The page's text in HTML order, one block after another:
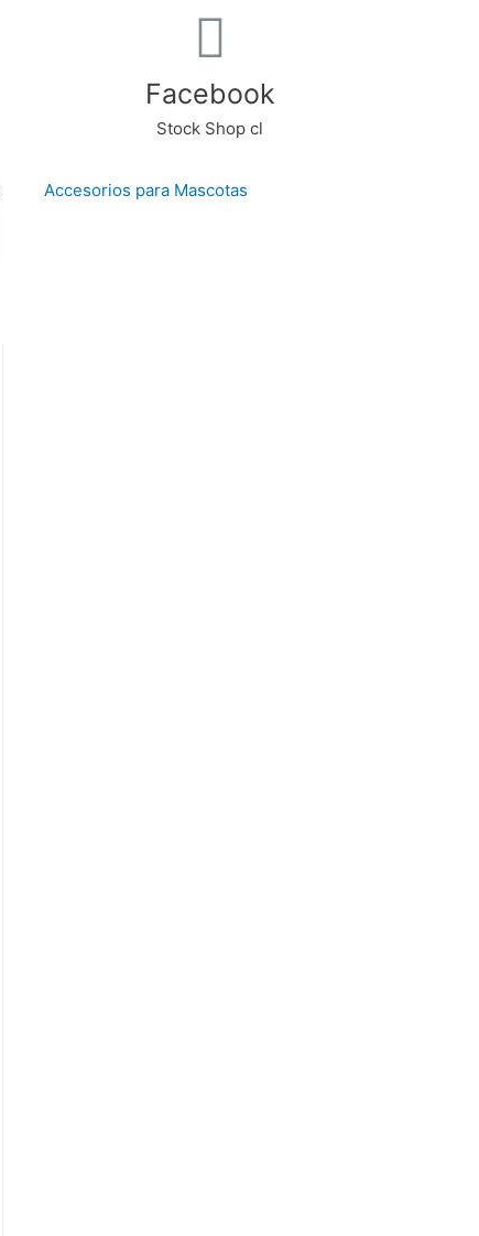
Facebook
Stock Shop cl
Accesorios para Mascotas